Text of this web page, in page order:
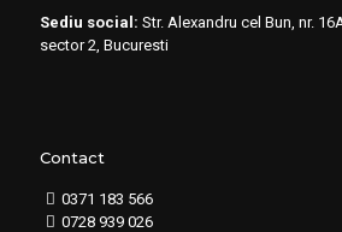
Sediu social: Str. Alexandru cel Bun, nr.
sector 2, Bucuresti
Contact
0371 183 566
0728 939 026